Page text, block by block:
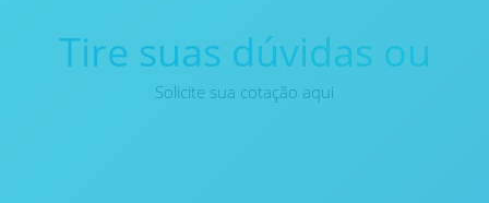
Tire suas dúvidas ou
Solicite sua cotação aqui